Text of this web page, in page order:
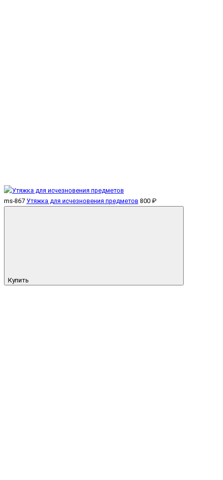
ms-867 Утяжка для исчезновения предметов 800 ₽
Купить